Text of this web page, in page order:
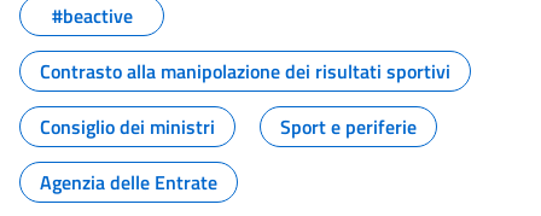
#beactive
Contrasto alla manipolazione dei risultati sportivi
Consiglio dei ministri
Sport e periferie
Agenzia delle Entrate